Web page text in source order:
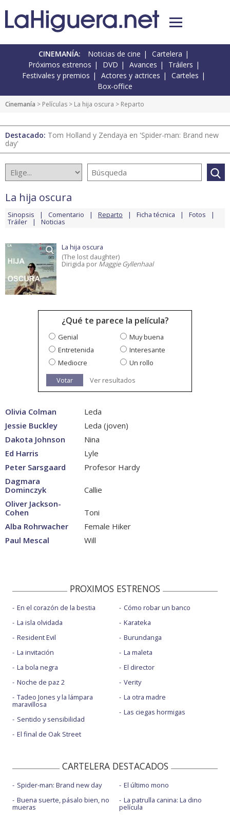
CINEMANÍA: Noticias de cine
Cartelera
Próximos estrenos
DVD Avances
Tráilers
Festivales y premios
Actores y actrices
Carteles
Box-office
Cinemanía > Películas > La hija oscura > Reparto
Destacado: Tom Holland y Zendaya en 'Spider-man: Brand new
day'
La hija oscura
Sinopsis Comentario Reparto Ficha técnica Fotos
Tráiler Noticias
La hija oscura
(The lost daughter)
Dirigida por Maggie Gyllenhaal
¿Qué te parece la película?
Genial
Muy buena
Entretenida
Interesante
Mediocre
Un rollo
Votar
Ver resultados
Olivia Colman
Leda
Jessie Buckley
Leda (joven)
Dakota Johnson
Nina
Ed Harris
Lyle
Peter Sarsgaard
Profesor Hardy
Dagmara
Dominczyk
Callie
Oliver Jackson-
Cohen
Toni
Alba Rohrwacher
Female Hiker
Paul Mescal
Will
PROXIMOS ESTRENOS
En el corazón de la bestia
La isla olvidada
Resident Evil
La invitación
La bola negra
Noche de paz 2
Tadeo Jones y la lámpara
maravillosa
Sentido y sensibilidad
El final de Oak Street
Cómo robar un banco
Karateka
Burundanga
La maleta
El director
Verity
La otra madre
Las ciegas hormigas
CARTELERA DESTACADOS
Spider-man: Brand new day
Buena suerte, pásalo bien, no
mueras
El último mono
La patrulla canina: La dino
película